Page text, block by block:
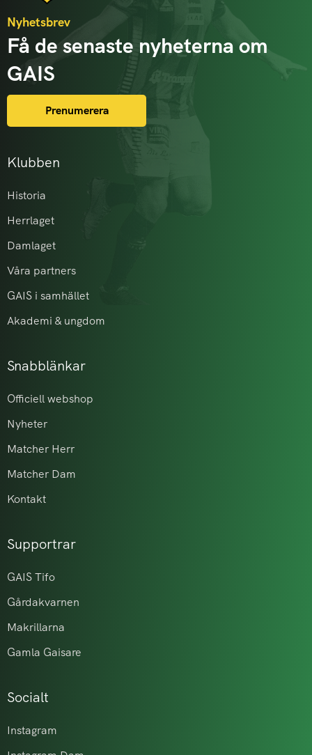
Klubben
Historia
Herrlaget
Damlaget
Våra partners
GAIS i samhället
Akademi & ungdom
Snabblänkar
Officiell webshop
Nyheter
Matcher Herr
Matcher Dam
Kontakt
Supportrar
GAIS Tifo
Gårdakvarnen
Makrillarna
Gamla Gaisare
Socialt
Instagram
Nyhetsbrev
Få de senaste nyheterna om
GAIS
Prenumerera